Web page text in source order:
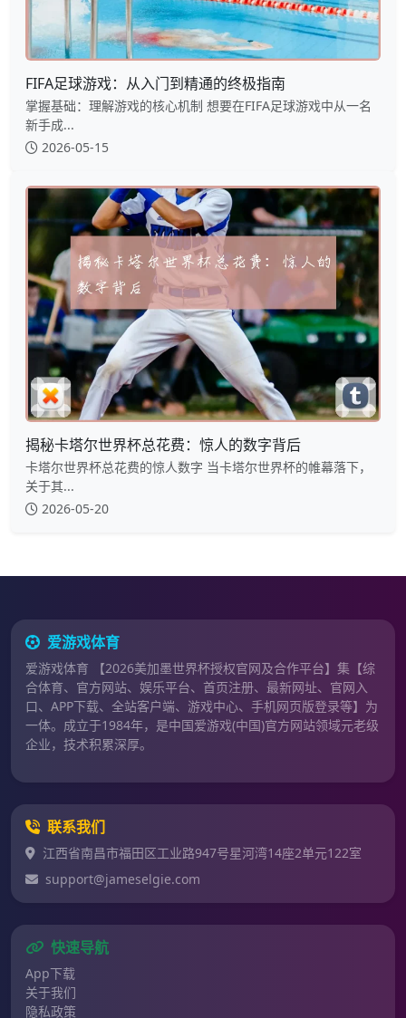
FIFA足球游戏：从入门到精通的终极指南
掌握基础：理解游戏的核心机制 想要在FIFA足球游戏中从一名
新手成...
2026-05-15
揭秘卡塔尔世界杯总花费：惊人的数字背后
卡塔尔世界杯总花费的惊人数字 当卡塔尔世界杯的帷幕落下，
关于其...
2026-05-20
爱游戏体育
爱游戏体育 【2026美加墨世界杯授权官网及合作平台】集【综
合体育、官方网站、娱乐平台、首页注册、最新网址、官网入
口、APP下载、全站客户端、游戏中心、手机网页版登录等】为
一体。成立于1984年，是中国爱游戏(中国)官方网站领域元老级
企业，技术积累深厚。
联系我们
江西省南昌市福田区工业路947号星河湾14座2单元122室
support@jameselgie.com
快速导航
App下载
关于我们
隐私政策